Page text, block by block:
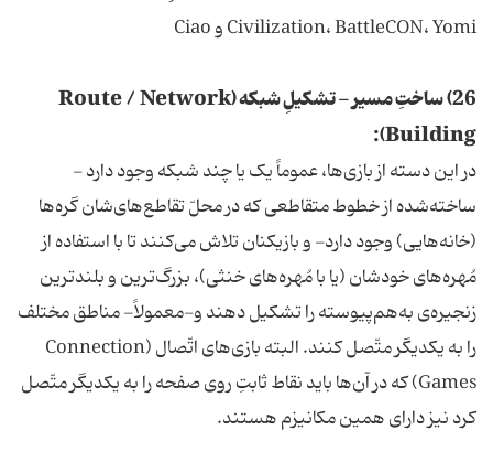
Civilization، BattleCON، Yomi و Ciao
26) ساختِ مسیر - تشکیلِ شبکه (Route / Network
Building):
در این دسته از بازی‌ها، عموماً یک یا چند شبکه وجود دارد -
ساخته‌شده از خطوط متقاطعی که در محلّ تقاطع‌های‌شان گره‌ها
(خانه‌هایی) وجود دارد- و بازیکنان تلاش می‌کنند تا با استفاده از
مُهره‌های خودشان (یا با مُهره‌های خنثی)، بزرگ‌ترین و بلندترین
زنجیره‌ی به‌هم‌پیوسته را تشکیل دهند و-معمولاً- مناطق مختلف
را به یکدیگر متّصل کنند. البته بازی‌های اتّصال (Connection
Games) که در آن‌ها باید نقاط ثابتِ روی صفحه را به یکدیگر متّصل
کرد نیز دارای همین مکانیزم هستند.